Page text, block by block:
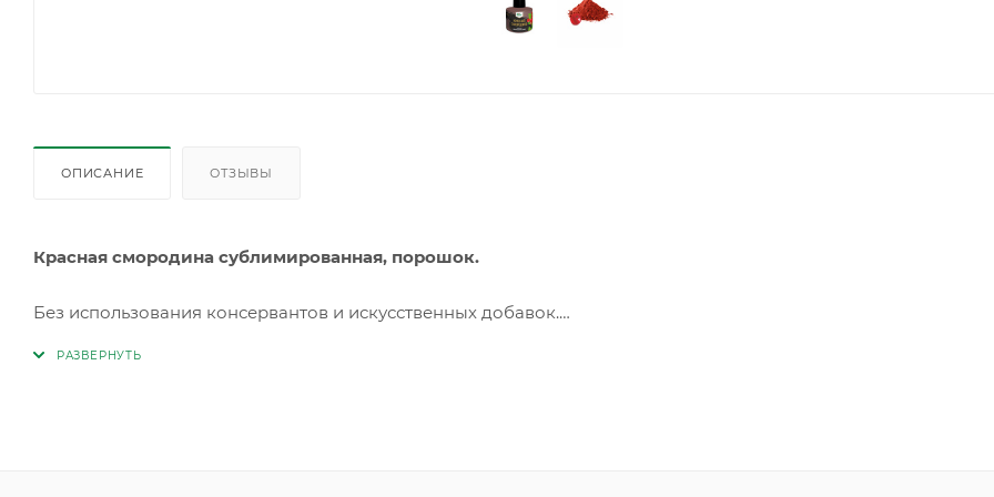
ОПИСАНИЕ ОТЗЫВЫ
Красная смородина сублимированная, порошок.
Без использования консервантов и искусственных добавок.